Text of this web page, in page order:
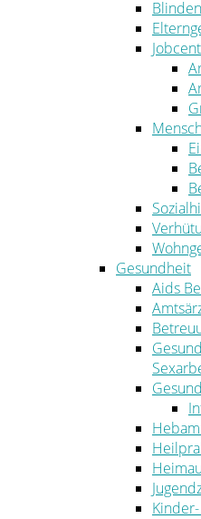
Gesundheit
Aids